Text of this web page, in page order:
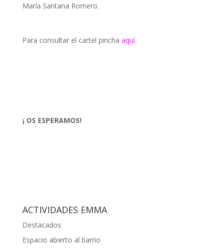
María Santana Romero.
Para consultar el cartel pincha aquí.
¡ OS ESPERAMOS!
ACTIVIDADES EMMA
Destacados
Espacio abierto al barrio